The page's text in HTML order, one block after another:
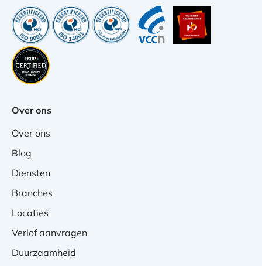
Over ons
Over ons
Blog
Diensten
Branches
Locaties
Verlof aanvragen
Duurzaamheid